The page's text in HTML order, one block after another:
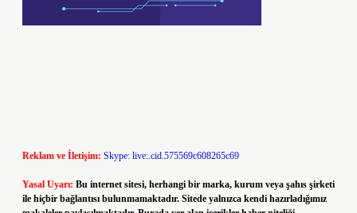
Reklam ve İletişim: Skype: live:.cid.575569c608265c69
Yasal Uyarı: Bu internet sitesi, herhangi bir marka, kurum veya şahıs şirketi
ile hiçbir bağlantısı bulunmamaktadır. Sitede yalnızca kendi hazırladığımız